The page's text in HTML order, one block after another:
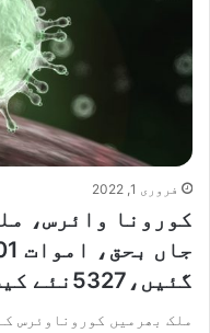
فروری 1, 2022
گئیں،5327نئے کیسز رپورٹ
ملک بھرمیں کوروناوئرس